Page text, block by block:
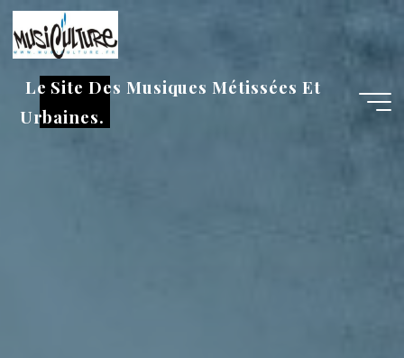
Aller
au
contenu
Le Site Des Musiques Métissées Et
Urbaines.